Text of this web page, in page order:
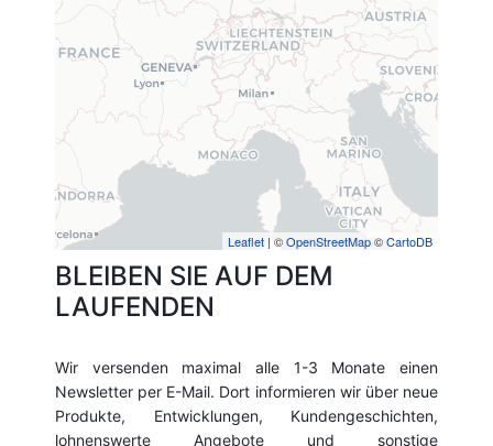
Leaflet | ©OpenStreetMap©CartoDB
BLEIBEN SIE AUF DEM
LAUFENDEN
Wir versenden maximal alle 1-3 Monate einen
Newsletter per E-Mail. Dort informieren wir über neue
Produkte, Entwicklungen, Kundengeschichten,
lohnenswerte Angebote und sonstige